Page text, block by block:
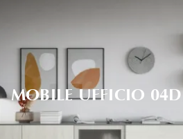
MOBILE UFFICIO 04D